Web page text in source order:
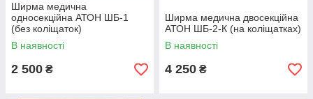
Ширма медична
односекційна АТОН ШБ-1
(без коліщаток)
В наявності
2 500 ₴
Ширма медична двосекційна
АТОН ШБ-2-К (на коліщатках)
В наявності
4 250 ₴